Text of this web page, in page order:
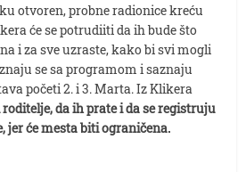
otvoren, probne radionice kreću
će se potrudiiti da ih bude što
i za sve uzraste, kako bi svi mogli
se sa programom i saznaju
početi 2. i 3. Marta. Iz Klikera
da ih prate i da se registruju
jer će mesta biti ograničena.